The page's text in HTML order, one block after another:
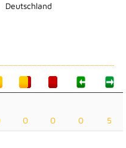
Deutschland
0 0 0 5